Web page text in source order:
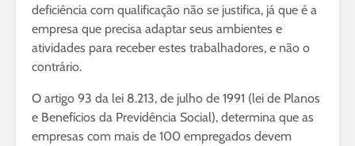
deficiência com qualificação não se justifica, já que é a
empresa que precisa adaptar seus ambientes e
atividades para receber estes trabalhadores, e não o
contrário.
O artigo 93 da lei 8.213, de julho de 1991 (lei de Planos
e Benefícios da Previdência Social), determina que as
empresas com mais de 100 empregados devem